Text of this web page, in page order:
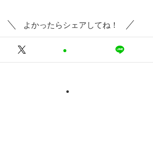
よかったらシェアしてね！